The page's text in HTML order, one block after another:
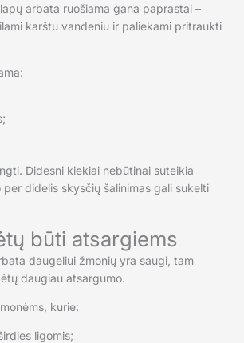
arbata ruošiama gana paprastai –
karštu vandeniu ir paliekami pritraukti
Didesni kiekiai nebūtinai suteikia
didelis skysčių šalinimas gali sukelti
būti atsargiems
daugeliui žmonių yra saugi, tam
daugiau atsargumo.
kurie:
ligomis;